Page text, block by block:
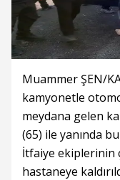
Muammer ŞEN/
kamyonetle
meydana gelen
(65) ile yanında
İtfaiye ekiplerinin
hastaneye